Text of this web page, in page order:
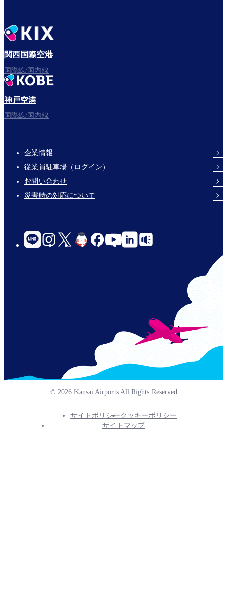
フライトをお楽しみください。
関西国際空港
国際線/国内線
神戸空港
国際線/国内線
Footer
Links
企業情報
従業員駐車場（ログイン）
お問い合わせ
災害時の対応について
social-
links-
© 2026 Kansai Airports All Rights Reserved
サイトポリシークッキーポリシー
サイトマップ